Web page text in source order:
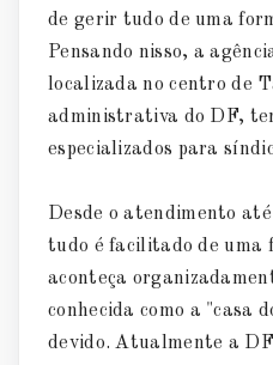
de gerir tudo de uma
Pensando nisso, a
localizada no centro de
administrativa do DF,
especializados para
Desde o atendimento
tudo é facilitado de uma
aconteça
conhecida como a "casa
devido. Atualmente a